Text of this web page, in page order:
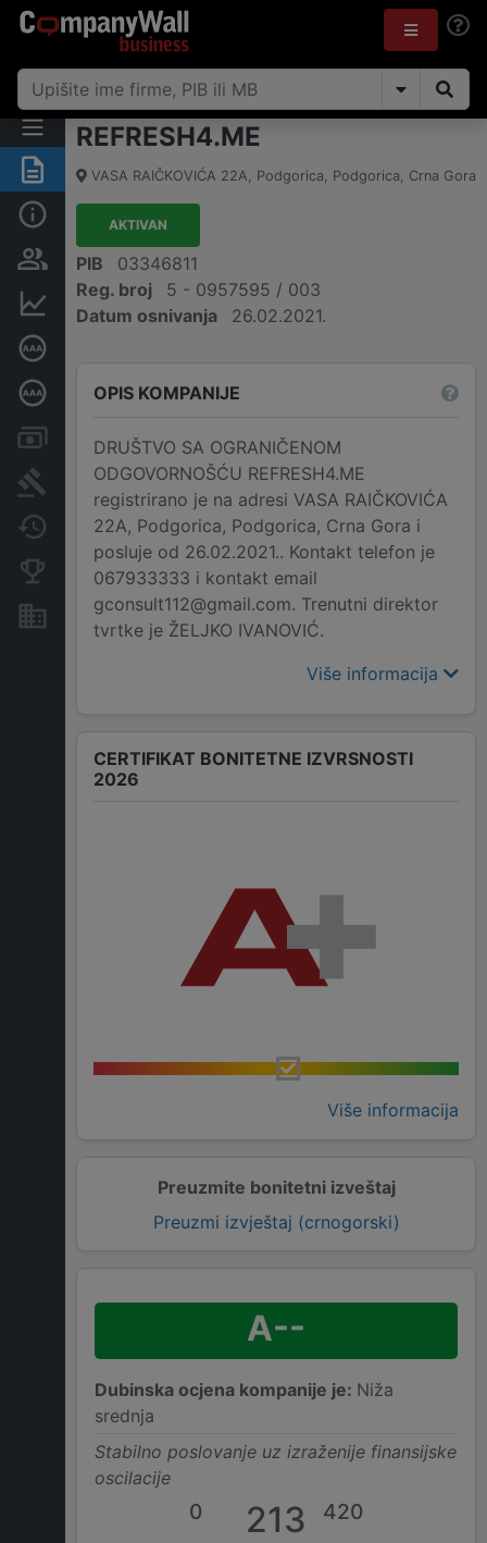
Sažetak
Osobe i vlasništvo
Finansijski podaci
Dubinska bonitetna ocjena
Računi i blokade
Arhiva sudskih objava
Promjene
Konkurentne kompanije
Nekretnine i imovina
REFRESH4.ME
VASA RAIČKOVIĆA 22A, Podgorica, Podgorica, Crna Gora
AKTIVAN
PIB
03346811
Reg. broj
5 - 0957595 / 003
Datum osnivanja
26.02.2021.
OPIS KOMPANIJE
DRUŠTVO SA OGRANIČENOM
ODGOVORNOŠĆU REFRESH4.ME
registrirano je na adresi VASA RAIČKOVIĆA
22A, Podgorica, Podgorica, Crna Gora i
posluje od 26.02.2021.. Kontakt telefon je
067933333 i kontakt email
gconsult112@gmail.com. Trenutni direktor
tvrtke je ŽELJKO IVANOVIĆ.
Više informacija
CERTIFIKAT BONITETNE IZVRSNOSTI
2026
Više informacija
Preuzmite bonitetni izveštaj
Preuzmi izvještaj (crnogorski)
A--
Dubinska ocjena kompanije je: Niža
srednja
Stabilno poslovanje uz izraženije finansijske
oscilacije
0 213 420